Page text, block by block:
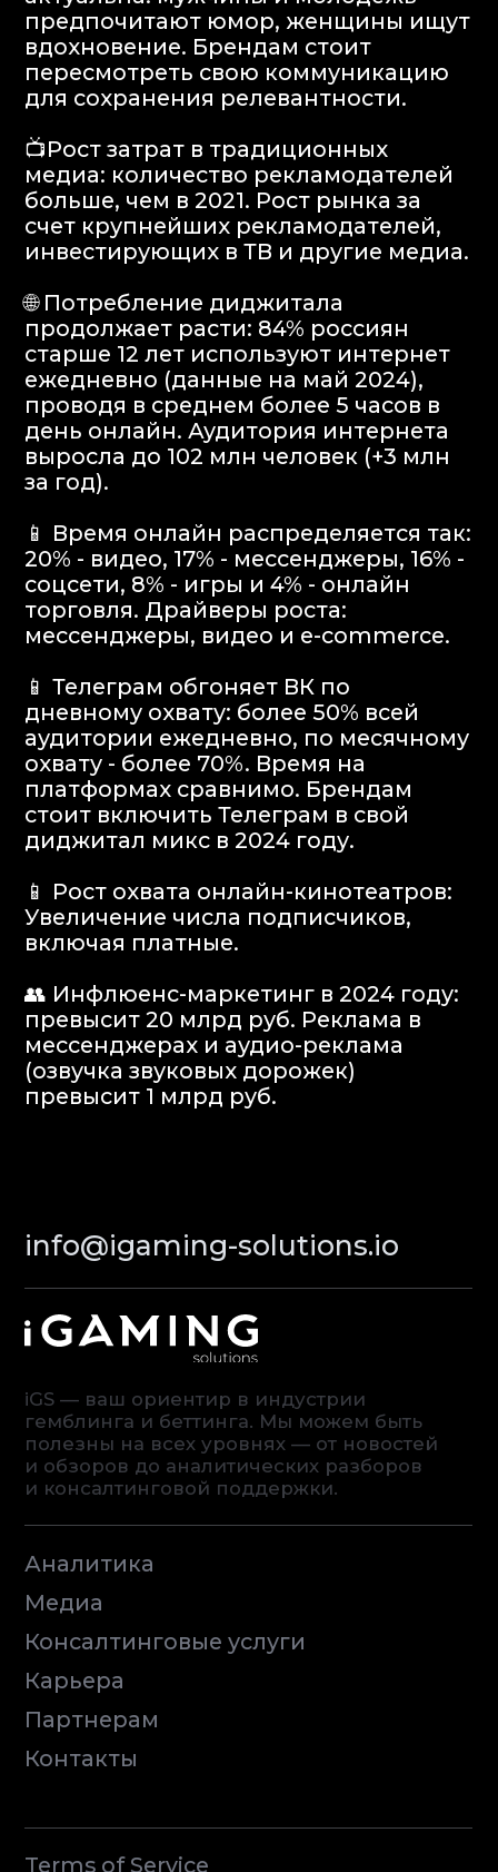
выросла до 102 млн человек (+3 млн
за год).
📱 Время онлайн распределяется так:
20% - видео, 17% - мессенджеры, 16% -
соцсети, 8% - игры и 4% - онлайн
торговля. Драйверы роста:
мессенджеры, видео и e-commerce.
📱 Телеграм обгоняет ВК по
дневному охвату: более 50% всей
аудитории ежедневно, по месячному
охвату - более 70%. Время на
платформах сравнимо. Брендам
стоит включить Телеграм в свой
📱 Рост охвата онлайн-кинотеатров:
Увеличение числа подписчиков,
включая платные.
👥 Инфлюенс-маркетинг в 2024 году:
превысит 20 млрд руб. Реклама в
мессенджерах и аудио-реклама
(озвучка звуковых дорожек)
превысит 1 млрд руб.
info@igaming-solutions.io
iGS — ваш ориентир в индустрии
гемблинга и беттинга. Мы можем быть
полезны на всех уровнях — от новостей
и обзоров до аналитических разборов
и консалтинговой поддержки.
Аналитика
Медиа
Консалтинговые услуги
Контакты
Terms of Service
Privacy Policy
Карьера
Партнерам